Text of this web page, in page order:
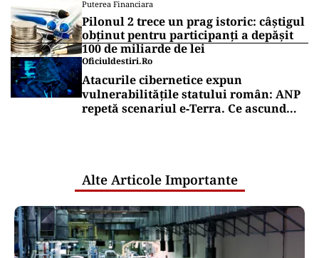
Puterea Financiara
Pilonul 2 trece un prag istoric: câștigul
obținut pentru participanți a depășit
100 de miliarde de lei
Oficiuldestiri.ro
Atacurile cibernetice expun
vulnerabilitățile statului român: ANP
repetă scenariul e‑Terra. Ce ascund
Alte Articole Importante